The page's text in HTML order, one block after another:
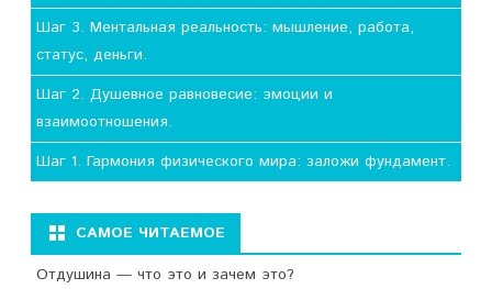
Шаг 3. Ментальная реальность: мышление, работа,
статус, деньги.
Шаг 2. Душевное равновесие: эмоции и
взаимоотношения.
Шаг 1. Гармония физического мира: заложи фундамент.
САМОЕ ЧИТАЕМОЕ
Отдушина — что это и зачем это?